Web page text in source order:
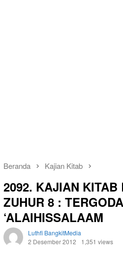
Beranda Kajian Kitab
2092. KAJIAN KITAB
ZUHUR 8 :
‘ALAIHISSALAAM
Luthfi BangkitMedia
2 Desember 2012
1,351 views